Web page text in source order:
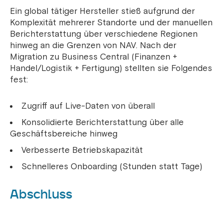
Ein global tätiger Hersteller stieß aufgrund der
Komplexität mehrerer Standorte und der manuellen
Berichterstattung über verschiedene Regionen
hinweg an die Grenzen von NAV. Nach der
Migration zu Business Central (Finanzen +
Handel/Logistik + Fertigung) stellten sie Folgendes
fest:
Zugriff auf Live-Daten von überall
Konsolidierte Berichterstattung über alle
Geschäftsbereiche hinweg
Verbesserte Betriebskapazität
Schnelleres Onboarding (Stunden statt Tage)
Abschluss